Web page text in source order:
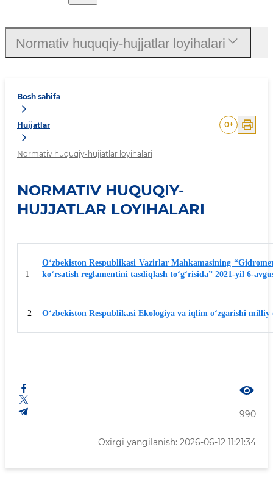
Bosh sahifa
Hujjatlar
Normativ huquqiy-hujjatlar loyihalari
0+
NORMATIV HUQUQIY-
HUJJATLAR LOYIHALARI
1
O‘zbekiston Respublikasi Vazirlar Mahkamasining
ko‘rsatish reglamentini tasdiqlash to‘g‘risida” 2021-yil 6-
2 O‘zbekiston Respublikasi Ekologiya va iqlim o‘zgarishi
990
Oxirgi yangilanish: 2026-06-12 11:21:34
Normativ huquqiy-hujjatlar loyihalari